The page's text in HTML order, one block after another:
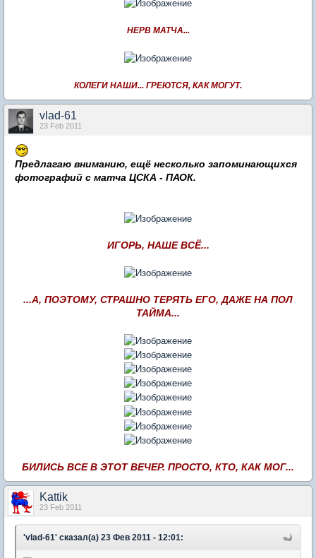
НЕРВ МАТЧА...
КОЛЕГИ НАШИ... ГРЕЮТСЯ, КАК МОГУТ.
vlad-61
23 Feb 2011
Предлагаю вниманию, ещё несколько запоминающихся
фотографий с матча ЦСКА - ПАОК.
ИГОРЬ, НАШЕ ВСЁ...
...А, ПОЭТОМУ, СТРАШНО ТЕРЯТЬ ЕГО, ДАЖЕ НА ПОЛ
ТАЙМА...
БИЛИСЬ ВСЕ В ЭТОТ ВЕЧЕР. ПРОСТО, КТО, КАК МОГ...
Kattik
23 Feb 2011
'vlad-61' сказал(а) 23 Фев 2011 - 12:01: